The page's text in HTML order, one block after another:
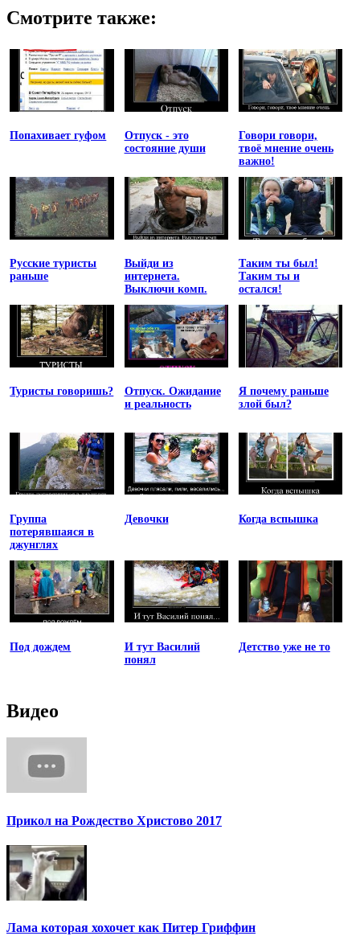
Смотрите также:
Попахивает гуфом
Отпуск - это
состояние души
Говори говори,
твоё мнение очень
важно!
Русские туристы
раньше
Выйди из
интернета.
Выключи комп.
Таким ты был!
Таким ты и
остался!
Туристы говоришь?
Отпуск. Ожидание
и реальность
Я почему раньше
злой был?
Группа
потерявшаяся в
джунглях
Девочки Когда вспышка
Под дождем
И тут Василий
понял
Детство уже не то
Видео
Прикол на Рождество Христово 2017
Лама которая хохочет как Питер Гриффин